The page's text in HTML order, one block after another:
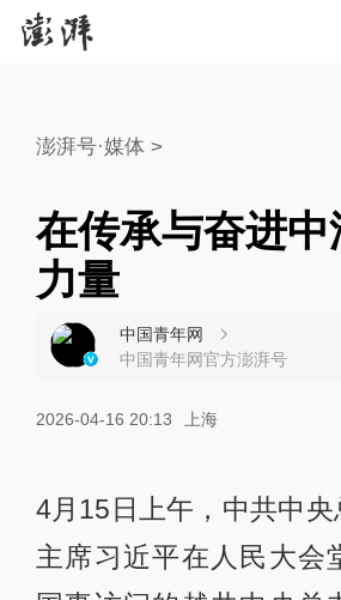
澎湃号·媒体 >
在传承与奋进
力量
中国青年网
中国青年网官方澎湃号
2026-04-16 20:13 上海
4月15日上午，中共中央
主席习近平在人民大会